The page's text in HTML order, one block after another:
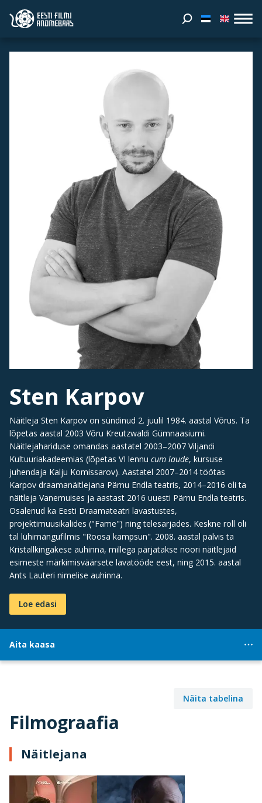
Sten Karpov
Näitleja Sten Karpov on sündinud 2. juulil 1984. aastal Võrus. Ta
lõpetas aastal 2003 Võru Kreutzwaldi Gümnaasiumi.
Näitlejahariduse omandas aastatel 2003–2007 Viljandi
Kultuuriakadeemias (lõpetas VI lennu cum laude, kursuse
juhendaja Kalju Komissarov). Aastatel 2007–2014 töötas
Karpov draamanäitlejana Pärnu Endla teatris, 2014–2016 oli ta
näitleja Vanemuises ja aastast 2016 uuesti Pärnu Endla teatris.
Osalenud ka Eesti Draamateatri lavastustes,
projektimuusikalides ("Fame") ning telesarjades. Keskne roll oli
tal lühimängufilmis "Roosa kampsun". 2008. aastal pälvis ta
Kristallkingakese auhinna, millega pärjatakse noori näitlejaid
esimeste märkimisväärsete lavatööde eest, ning 2015. aastal
Ants Lauteri nimelise auhinna.
Loe edasi
Aita kaasa
Filmograafia
Näita tabelina
Näitlejana